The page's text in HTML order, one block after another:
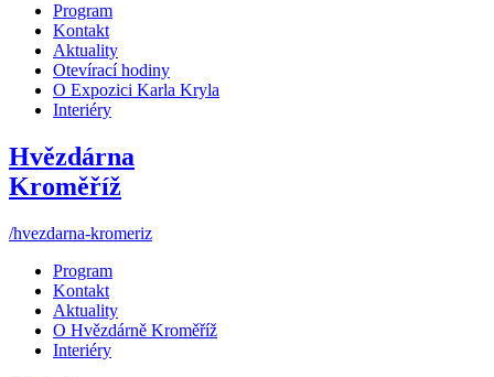
Program
Kontakt
Aktuality
Otevírací hodiny
O Expozici Karla Kryla
Interiéry
Hvězdárna
Kroměříž
/hvezdarna-kromeriz
Program
Kontakt
Aktuality
O Hvězdárně Kroměříž
Interiéry